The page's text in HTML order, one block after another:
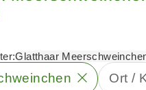
Glatthaar
Ort /